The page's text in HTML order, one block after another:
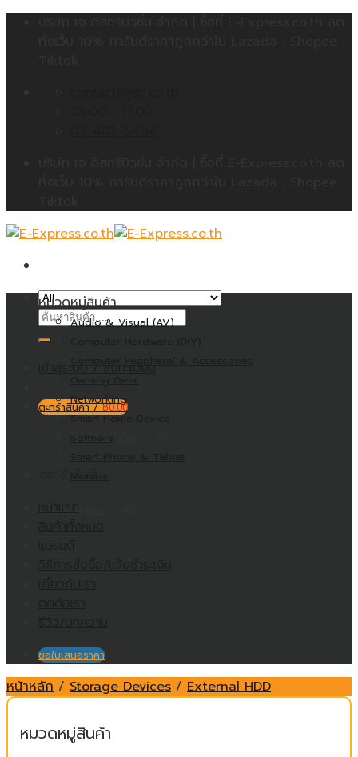
ค้นหา:
ตะกร้าสินค้า /฿0.00
ไม่มีสินค้าในตะกร้า
หมวดหมู่สินค้า
Audio & Visual (AV)
Networking
Smart Home Device
Software
ขอใบเสนอราคา
หน้าหลัก / Storage Devices / External HDD
หมวดหมู่สินค้า